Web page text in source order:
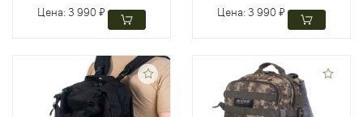
Цена:3 990 ₽ Цена:3 990 ₽